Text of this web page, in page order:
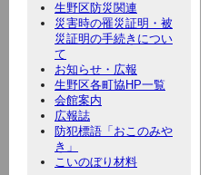
生野区防災関連
災害時の罹災証明・被
災証明の手続きについ
て
お知らせ・広報
生野区各町協HP一覧
会館案内
広報誌
防犯標語「おこのみや
き」
こいのぼり材料